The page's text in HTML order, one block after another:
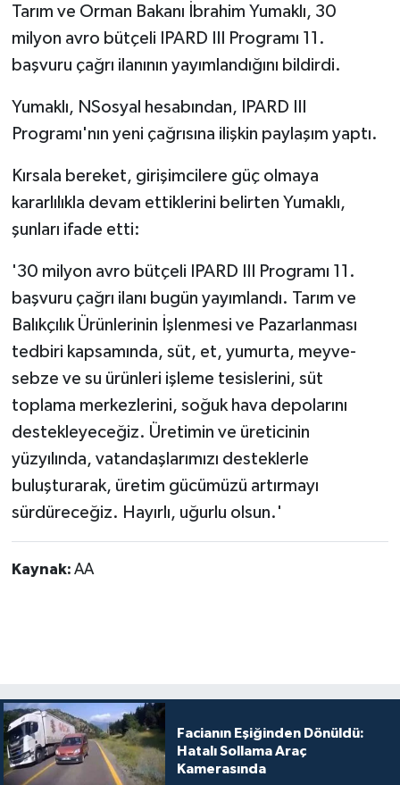
Tarım ve Orman Bakanı İbrahim Yumaklı, 30
milyon avro bütçeli IPARD III Programı 11.
başvuru çağrı ilanının yayımlandığını bildirdi.
Yumaklı, NSosyal hesabından, IPARD III
Programı'nın yeni çağrısına ilişkin paylaşım yaptı.
Kırsala bereket, girişimcilere güç olmaya
kararlılıkla devam ettiklerini belirten Yumaklı,
şunları ifade etti:
'30 milyon avro bütçeli IPARD III Programı 11.
başvuru çağrı ilanı bugün yayımlandı. Tarım ve
Balıkçılık Ürünlerinin İşlenmesi ve Pazarlanması
tedbiri kapsamında, süt, et, yumurta, meyve-
sebze ve su ürünleri işleme tesislerini, süt
toplama merkezlerini, soğuk hava depolarını
destekleyeceğiz. Üretimin ve üreticinin
yüzyılında, vatandaşlarımızı desteklerle
buluşturarak, üretim gücümüzü artırmayı
sürdüreceğiz. Hayırlı, uğurlu olsun.'
Kaynak: AA
Facianın Eşiğinden Dönüldü:
Hatalı Sollama Araç
Kamerasında